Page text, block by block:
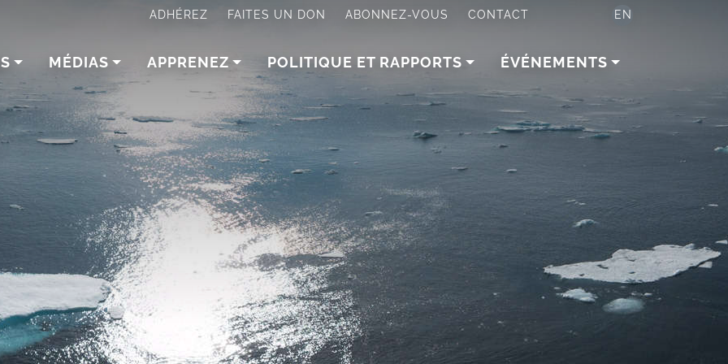
ADHÉREZ FAITES UN DON ABONNEZ-VOUS CONTACT EN
MÉDIAS APPRENEZ POLITIQUE ET RAPPORTS ÉVÉNEMENTS